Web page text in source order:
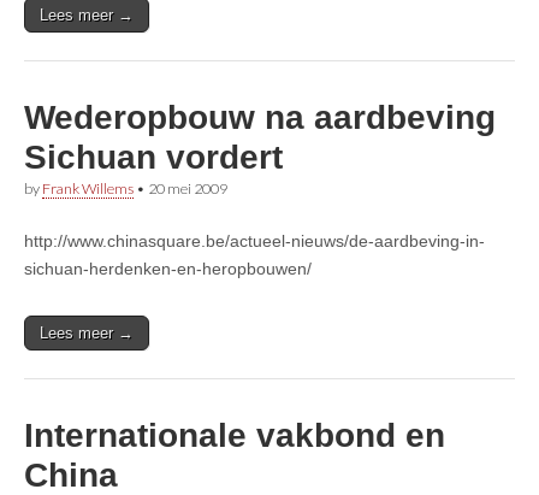
Lees meer →
Wederopbouw na aardbeving
Sichuan vordert
by Frank Willems • 20 mei 2009
http://www.chinasquare.be/actueel-nieuws/de-aardbeving-in-
sichuan-herdenken-en-heropbouwen/
Lees meer →
Internationale vakbond en
China